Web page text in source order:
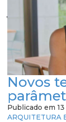
ARQUITETURA
INOVAÇÃO E
Novos
Publicado em
ARQUITETURA